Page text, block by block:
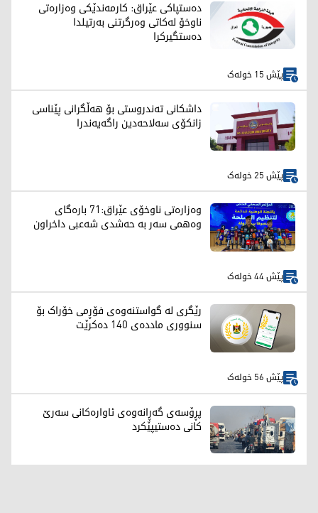
دەستپاکی عێراق: کارمەندێکی وەزارەتی
ناوخۆ لەکاتی وەرگرتنی بەرتیلدا
دەستگیرکرا
پێش 15 خولەک
داشکانی تەندروستی بۆ هەڵگرانی پێناسی
زانکۆی سەلاحەدین راگەیەندرا
پێش 25 خولەک
وەزارەتی ناوخۆی عێراق:71 بارەگای
وەهمی سەر بە حەشدی شەعبی داخراون
پێش 44 خولەک
رێگری لە گواستنەوەی فۆڕمی خۆراک بۆ
سنووری ماددەی 140 دەکرێت
پێش 56 خولەک
پڕۆسەی گەڕانەوەی ئاوارەکانی سەرێ
کانی دەستیپێکرد